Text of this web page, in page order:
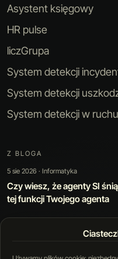
Asystent księgowy
HR pulse
liczGrupa
System detekcji
System detekcji
System detekcji w ruchu
Z BLOGA
30 lip 2026 · Sztuczna inteligencja
Kiedy automatyzacja jest
narzędzie, które poprawia